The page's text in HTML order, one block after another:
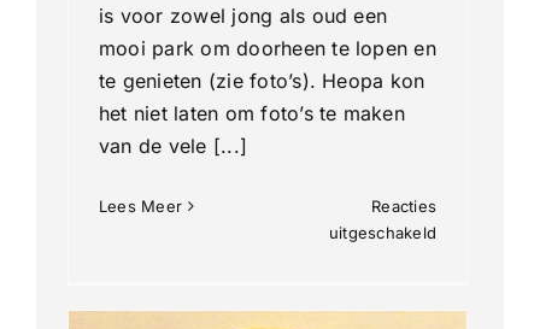
is voor zowel jong als oud een
mooi park om doorheen te lopen en
te genieten (zie foto’s). Heopa kon
het niet laten om foto’s te maken
van de vele [...]
Lees Meer
Reacties
uitgeschakeld
Beeldenpark